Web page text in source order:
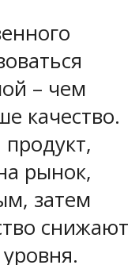
– чем
качество.
рынок,
затем
снижают